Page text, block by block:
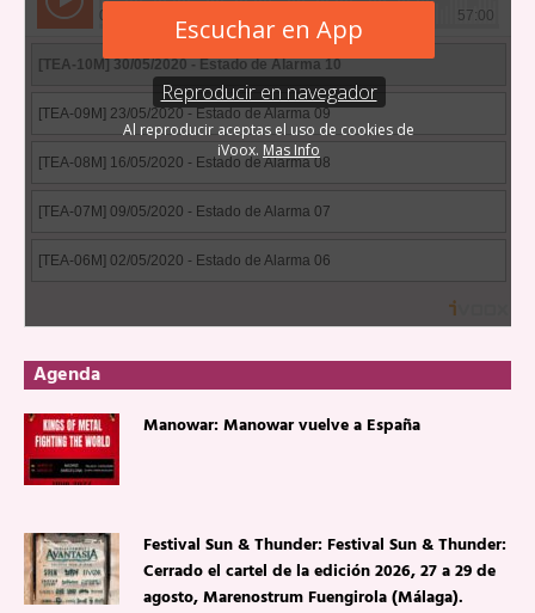
Agenda
Manowar: Manowar vuelve a España
Festival Sun & Thunder: Festival Sun & Thunder:
Cerrado el cartel de la edición 2026, 27 a 29 de
agosto, Marenostrum Fuengirola (Málaga).